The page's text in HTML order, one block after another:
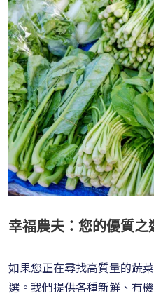
幸福農夫：您的優質之
如果您正在尋找高質量的蔬
選。我們提供各種新鮮、有